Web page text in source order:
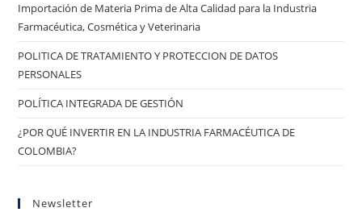
Importación de Materia Prima de Alta Calidad para la Industria
Farmacéutica, Cosmética y Veterinaria
POLITICA DE TRATAMIENTO Y PROTECCION DE DATOS
PERSONALES
POLÍTICA INTEGRADA DE GESTIÓN
¿POR QUÉ INVERTIR EN LA INDUSTRIA FARMACÉUTICA DE
COLOMBIA?
Newsletter